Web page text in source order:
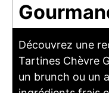
Découvrez une
Tartines Chèvre
un brunch ou un